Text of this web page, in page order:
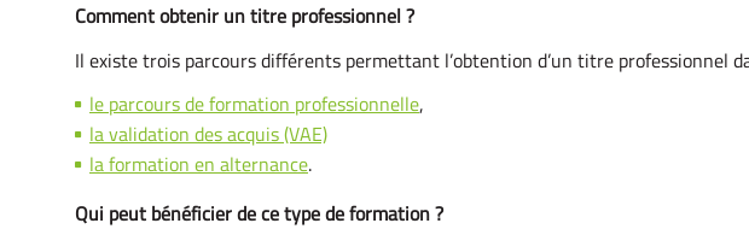
Comment obtenir un titre professionnel ?
Il existe trois parcours différents permettant l’obtention d’un titre professionnel
le parcours de formation professionnelle,
la validation des acquis (VAE)
la formation en alternance.
Qui peut bénéficier de ce type de formation ?